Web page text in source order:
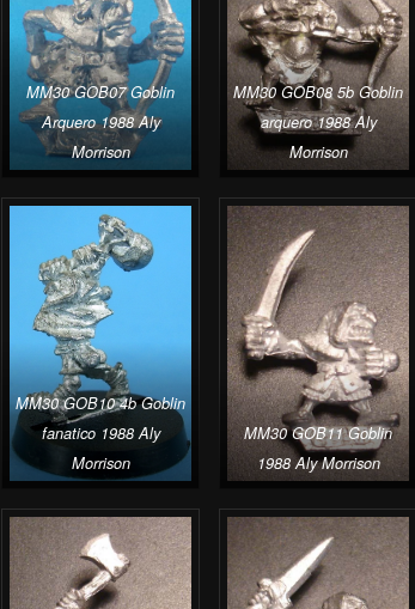
MM30 GOB07 Goblin
Arquero 1988 Aly
Morrison
MM30 GOB08 5b Goblin
arquero 1988 Aly
Morrison
MM30 GOB10 4b Goblin
fanatico 1988 Aly
Morrison
MM30 GOB11 Goblin
1988 Aly Morrison